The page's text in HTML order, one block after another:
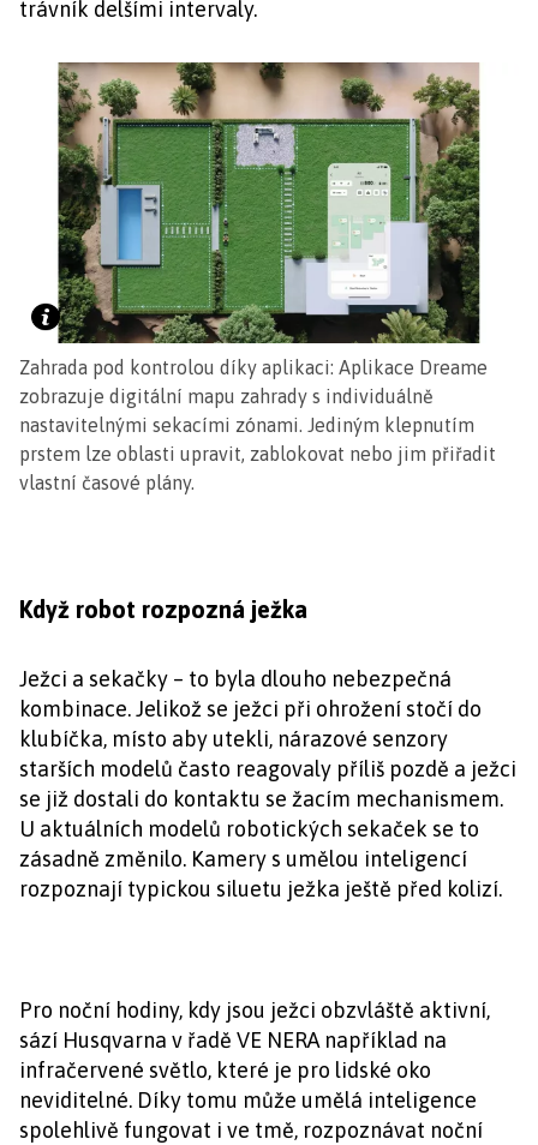
trávník delšími intervaly.
Zahrada pod kontrolou díky aplikaci: Aplikace Dreame
zobrazuje digitální mapu zahrady s individuálně
nastavitelnými sekacími zónami. Jediným klepnutím
prstem lze oblasti upravit, zablokovat nebo jim přiřadit
vlastní časové plány.
Když robot rozpozná ježka
Ježci a sekačky – to byla dlouho nebezpečná
kombinace. Jelikož se ježci při ohrožení stočí do
klubíčka, místo aby utekli, nárazové senzory
starších modelů často reagovaly příliš pozdě a ježci
se již dostali do kontaktu se žacím mechanismem.
U aktuálních modelů robotických sekaček se to
zásadně změnilo. Kamery s umělou inteligencí
rozpoznají typickou siluetu ježka ještě před kolizí.
Pro noční hodiny, kdy jsou ježci obzvláště aktivní,
sází Husqvarna v řadě VE NERA například na
infračervené světlo, které je pro lidské oko
neviditelné. Díky tomu může umělá inteligence
spolehlivě fungovat i ve tmě, rozpoznávat noční